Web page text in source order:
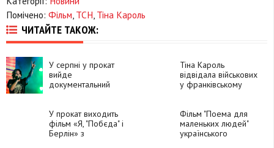
Помічено: Фільм, ТСН, Тіна Кароль
ЧИТАЙТЕ ТАКОЖ:
У серпні у прокат
вийде
документальний
Тіна Кароль
відвідала військових
у франківському
У прокат виходить
фільм «Я, "Побєда" і
Берлін» з
Фільм "Поема для
маленьких людей"
українського